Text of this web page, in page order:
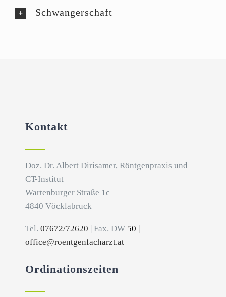
Schwangerschaft
Kontakt
Doz. Dr. Albert Dirisamer, Röntgenpraxis und
CT-Institut
Wartenburger Straße 1c
4840 Vöcklabruck
Tel. 07672/72620 | Fax. DW 50 |
office@roentgenfacharzt.at
Ordinationszeiten